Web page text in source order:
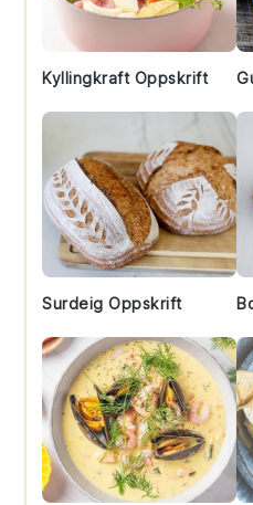
Kyllingkraft Oppskrift
Surdeig Oppskrift